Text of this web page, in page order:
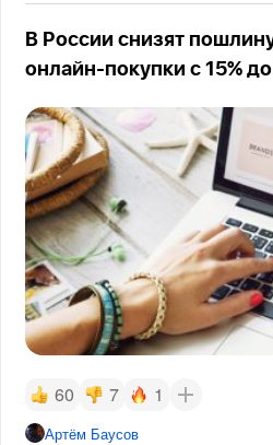
В России снизят
онлайн-покупки с 15% до
60 7 1
Артём Баусов